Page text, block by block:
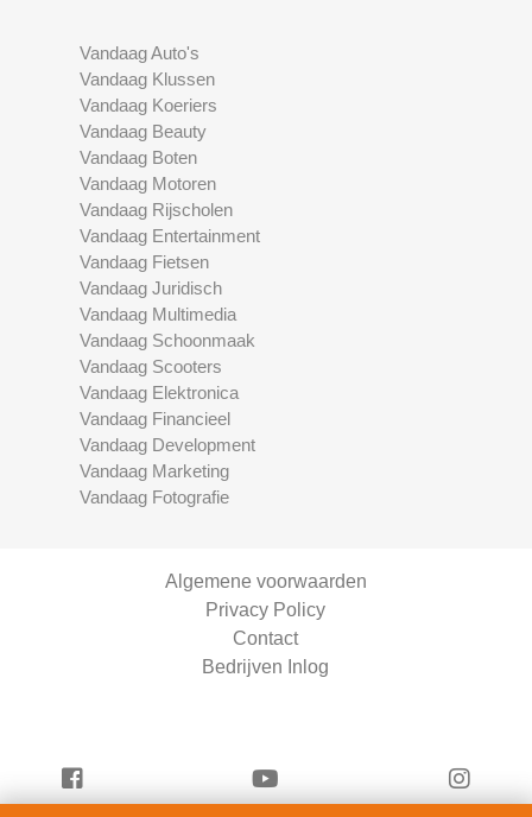
Vandaag Auto's
Vandaag Klussen
Vandaag Koeriers
Vandaag Beauty
Vandaag Boten
Vandaag Motoren
Vandaag Rijscholen
Vandaag Entertainment
Vandaag Fietsen
Vandaag Juridisch
Vandaag Multimedia
Vandaag Schoonmaak
Vandaag Scooters
Vandaag Elektronica
Vandaag Financieel
Vandaag Development
Vandaag Marketing
Vandaag Fotografie
Algemene voorwaarden
Privacy Policy
Contact
Bedrijven Inlog